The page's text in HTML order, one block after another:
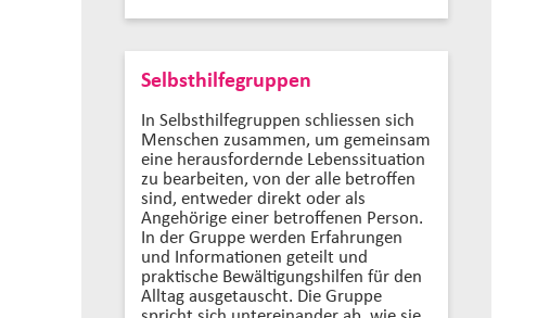
Selbsthilfegruppen
In Selbsthilfegruppen schliessen sich
Menschen zusammen, um gemeinsam
eine herausfordernde Lebenssituation
zu bearbeiten, von der alle betroffen
sind, entweder direkt oder als
Angehörige einer betroffenen Person.
In der Gruppe werden Erfahrungen
und Informationen geteilt und
praktische Bewältigungshilfen für den
Alltag ausgetauscht. Die Gruppe